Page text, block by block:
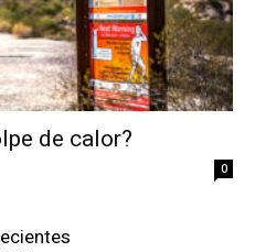
de calor?
0